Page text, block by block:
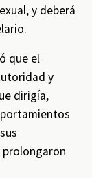
y deberá
que el
y
dirigía,